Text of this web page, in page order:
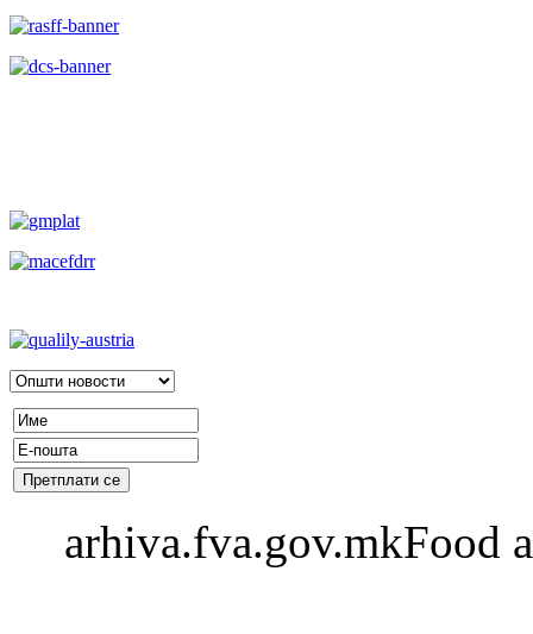
arhiva.fva.gov.mkFood